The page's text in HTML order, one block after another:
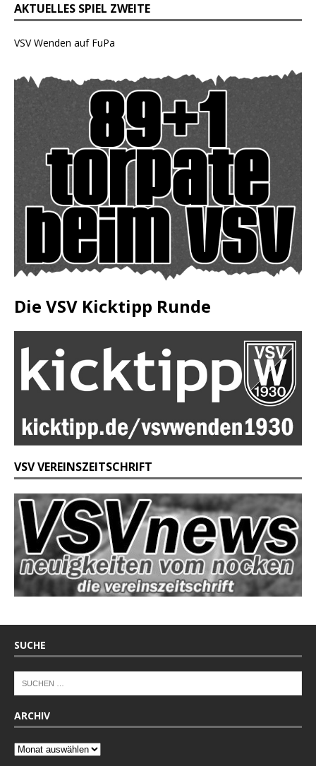
AKTUELLES SPIEL ZWEITE
VSV Wenden auf FuPa
Die VSV Kicktipp Runde
VSV VEREINSZEITSCHRIFT
SUCHE
ARCHIV